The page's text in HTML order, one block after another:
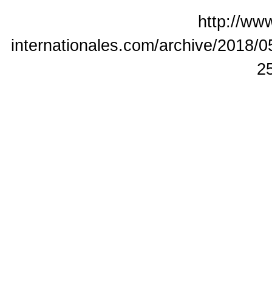
http://
internationales.com/archive/2018/